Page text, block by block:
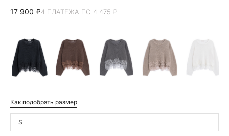
17 900 ₽4 ПЛАТЕЖА ПО 4 475 ₽
Как подобрать размер
S